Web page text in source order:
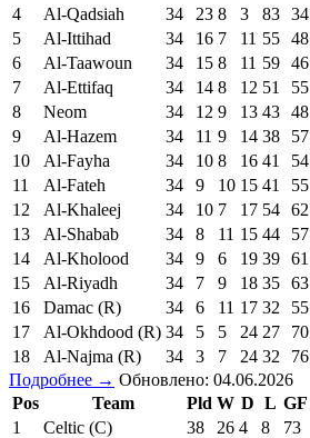
4
Al-Qadsiah 34 23 8 3 83 34
5
Al-Ittihad 34 16 7 11 55 48
6
Al-Taawoun 34 15 8 11 59 46
7
Al-Ettifaq 34 14 8 12 51 55
8
Neom 34 12 9 13 43 48
9
Al-Hazem 34 11 9 14 38 57
10
Al-Fayha 34 10 8 16 41 54
11
Al-Fateh 34 9 10 15 41 55
12
Al-Khaleej 34 10 7 17 54 62
13
Al-Shabab 34 8 11 15 44 57
14
Al-Kholood 34 9 6 19 39 61
15
Al-Riyadh 34 7 9 18 35 63
16
Damac (R) 34 6 11 17 32 55
17
Al-Okhdood (R) 34 5 5 24 27 70
18
Al-Najma (R) 34 3 7 24 32 76
Подробнее → Обновлено: 04.06.2026
Pos
Team Pld W D L GF
1
Celtic (C) 38 26 4 8 73